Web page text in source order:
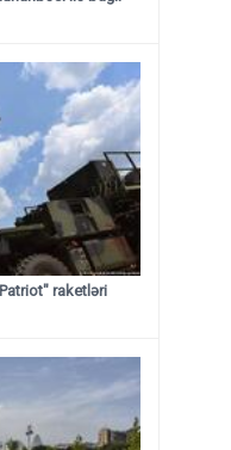
raketləri